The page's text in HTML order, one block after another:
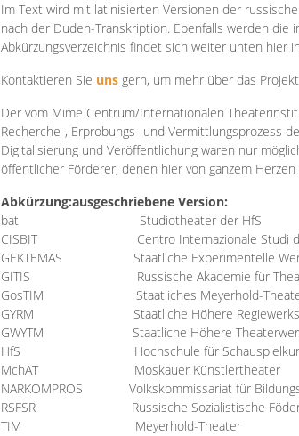
Im Text wird mit latinisierten Versionen der
nach der Duden-Transkription. Ebenfalls werden die
Abkürzungsverzeichnis findet sich weiter unten hier
Kontaktieren Sie uns gern, um mehr über das
Der vom Mime Centrum/Internationalen
Recherche-, Erprobungs- und Vermittlungsprozess
Digitalisierung und Veröffentlichung waren nur
öffentlicher Förderer, denen hier von ganzem
Abkürzung:ausgeschriebene Version:
bat
Studiotheater der HfS
CISBIT
Centro Internazionale Studi
GEKTEMAS
Staatliche Experimentelle
GITIS
Russische Akademie für
GosTIM
Staatliches Meyerhold-
GYRM
Staatliche Höhere
GWYTM
Staatliche Höhere
HfS
Hochschule für
MchAT
Moskauer Künstlertheater
NARKOMPROS
Volkskommissariat für
RSFSR
Russische Sozialistische
TIM Meyerhold-Theater